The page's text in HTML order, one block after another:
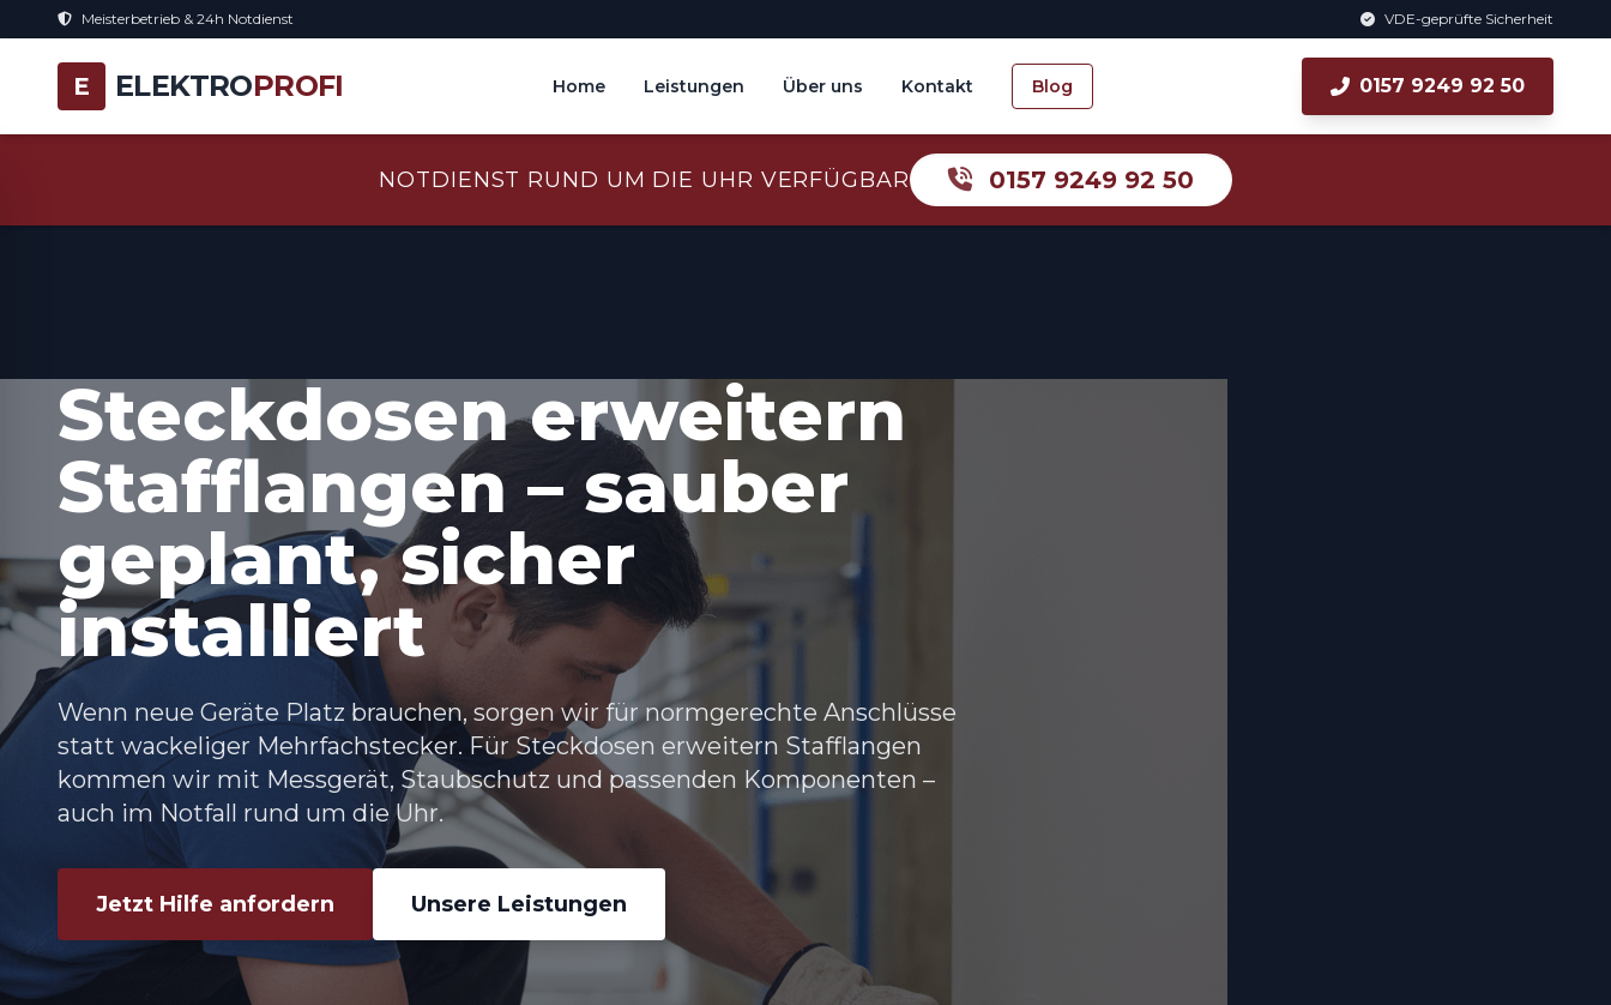
Meisterbetrieb & 24h Notdienst VDE-geprüfte Sicherheit
E ELEKTROPROFI Home Leistungen Über uns Kontakt Blog 0157 9249 92 50
NOTDIENST RUND UM DIE UHR VERFÜGBAR 0157 9249 92 50
Steckdosen erweitern
Stafflangen – sauber
geplant, sicher
installiert
Wenn neue Geräte Platz brauchen, sorgen wir für normgerechte Anschlüsse
statt wackeliger Mehrfachstecker. Für Steckdosen erweitern Stafflangen
kommen wir mit Messgerät, Staubschutz und passenden Komponenten –
auch im Notfall rund um die Uhr.
Jetzt Hilfe anfordern Unsere Leistungen